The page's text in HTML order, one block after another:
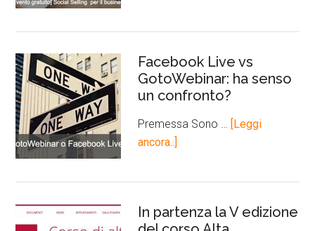
Facebook Live vs
GotoWebinar: ha senso
un confronto?
Premessa Sono … [Leggi
ancora..]
In partenza la V edizione